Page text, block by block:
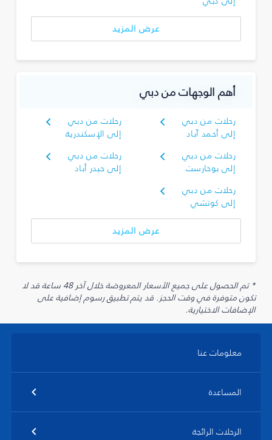
عرض المزيد
أهم الوجهات من دبي
رحلات من دبي
إلى أحمد آباد
رحلات من دبي
إلى الإسكندرية
رحلات من دبي
إلى بوخارست
رحلات من دبي
إلى حيدر أباد
رحلات من دبي
إلى كوتشي
عرض المزيد
* تم الحصول على جميع الأسعار المعروضة خلال آخر 48 ساعة قد لا
تكون متوفرة في وقت الحجز. قد يتم تطبيق رسوم إضافية على
الإضافات الاختيارية.
معلومات عنا
المساعدة
الرحلات الرائجة